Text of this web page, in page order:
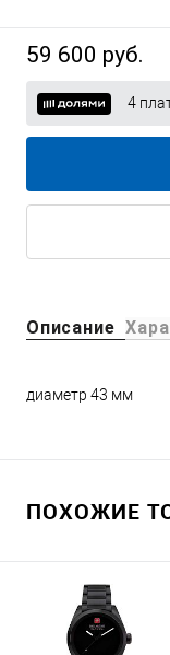
59 600 руб.
4
Описание
диаметр 43 мм
ПОХОЖИЕ